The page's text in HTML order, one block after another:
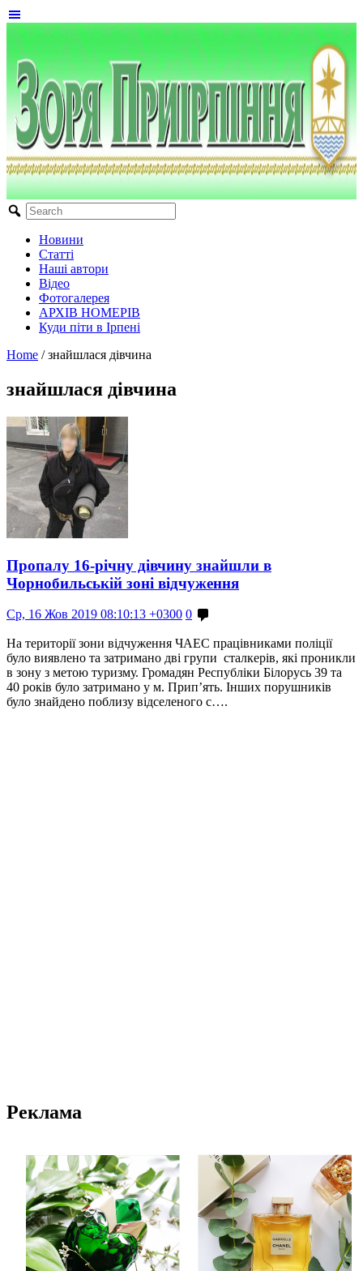
Новини
Статті
Наші автори
Відео
Фотогалерея
АРХІВ НОМЕРІВ
Куди піти в Ірпені
Home / знайшлася дівчина
знайшлася дівчина
Пропалу 16-річну дівчину знайшли в
Чорнобильській зоні відчуження
Ср, 16 Жов 2019 08:10:13 +0300 0
На території зони відчуження ЧАЕС працівниками поліції
було виявлено та затримано дві групи сталкерів, які проникли
в зону з метою туризму. Громадян Республіки Білорусь 39 та
40 років було затримано у м. Прип’ять. Інших порушників
було знайдено поблизу відселеного с….
Реклама